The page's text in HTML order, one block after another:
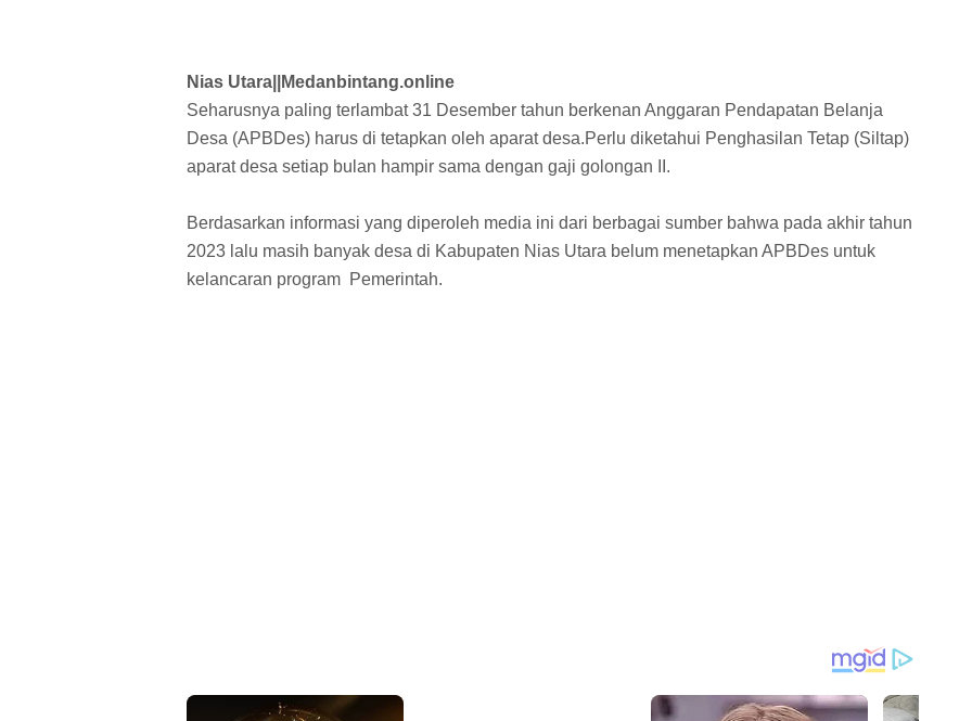
Nias Utara||Medanbintang.online
Seharusnya paling terlambat 31 Desember tahun berkenan Anggaran Pendapatan Belanja
Desa (APBDes) harus di tetapkan oleh aparat desa.Perlu diketahui Penghasilan Tetap (Siltap)
aparat desa setiap bulan hampir sama dengan gaji golongan II.
Berdasarkan informasi yang diperoleh media ini dari berbagai sumber bahwa pada akhir tahun
2023 lalu masih banyak desa di Kabupaten Nias Utara belum menetapkan APBDes untuk
kelancaran program Pemerintah.